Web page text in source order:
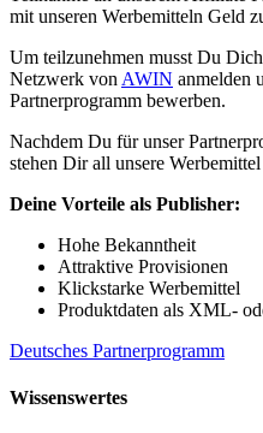
mit unseren Werbemitteln Geld
Um teilzunehmen musst Du
Netzwerk von AWIN anmelden
Partnerprogramm bewerben.
Nachdem Du für unser
stehen Dir all unsere
Deine Vorteile als Publisher:
Hohe Bekanntheit
Attraktive Provisionen
Klickstarke Werbemittel
Produktdaten als XML-
Deutsches Partnerprogramm
Wissenswertes